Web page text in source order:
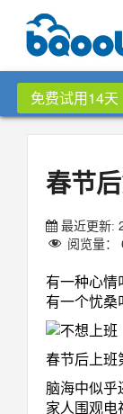
免费试用14天
春节
最近更新:
阅览量：
有一种心情
有一个忧桑
春节后上班
脑海中似乎
家人围观